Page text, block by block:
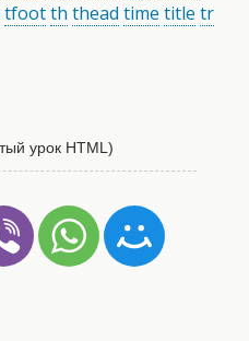
tfootth thead time title tr
урок HTML)